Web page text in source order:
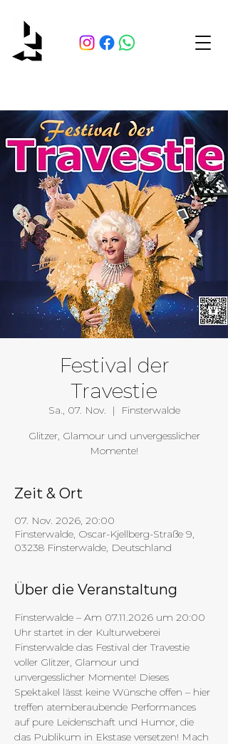
Festival der
Travestie
Sa., 07. Nov.
  |
Finsterwalde
Glitzer, Glamour und unvergesslicher
Momente!
Zeit & Ort
07. Nov. 2026, 20:00
Finsterwalde, Oscar-Kjellberg-Straße 9,
03238 Finsterwalde, Deutschland
Über die Veranstaltung
Finsterwalde – Am 07.11.2026 um 20:00
Uhr startet in der Kulturweberei
Finsterwalde das Festival der Travestie
voller Glitzer, Glamour und
unvergesslicher Momente! Dieses
Spektakel lässt keine Wünsche offen – hier
treffen atemberaubende Performances
auf pure Leidenschaft und Humor, die
das Publikum in Ekstase versetzen! Mach